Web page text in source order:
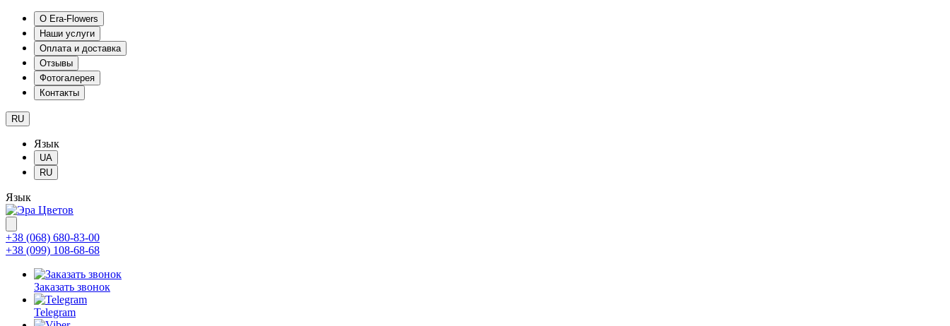
О Era-Flowers
Наши услуги
Оплата и доставка
Отзывы
Фотогалерея
Контакты
RU
Язык
UA
RU
Язык
+38 (068) 680-83-00
+38 (099) 108-68-68
Заказать звонок
Telegram